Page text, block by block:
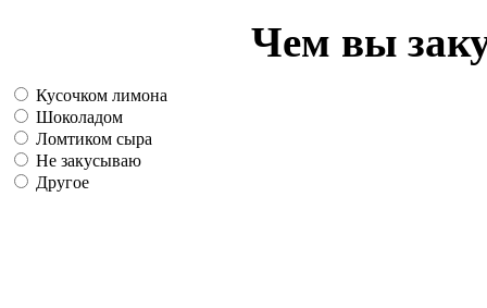
Чем вы
Кусочком лимона
Шоколадом
Ломтиком сыра
Не закусываю
Другое